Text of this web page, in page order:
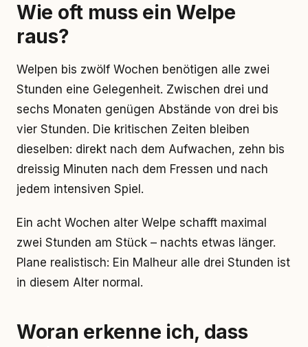
Wie oft muss ein Welpe
raus?
Welpen bis zwölf Wochen benötigen alle zwei
Stunden eine Gelegenheit. Zwischen drei und
sechs Monaten genügen Abstände von drei bis
vier Stunden. Die kritischen Zeiten bleiben
dieselben: direkt nach dem Aufwachen, zehn bis
dreissig Minuten nach dem Fressen und nach
jedem intensiven Spiel.
Ein acht Wochen alter Welpe schafft maximal
zwei Stunden am Stück – nachts etwas länger.
Plane realistisch: Ein Malheur alle drei Stunden ist
in diesem Alter normal.
Woran erkenne ich, dass